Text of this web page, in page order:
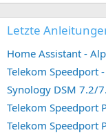
Letzte
Home Assistant -
Telekom Speedport
Telekom Speedport
Telekom Speedport